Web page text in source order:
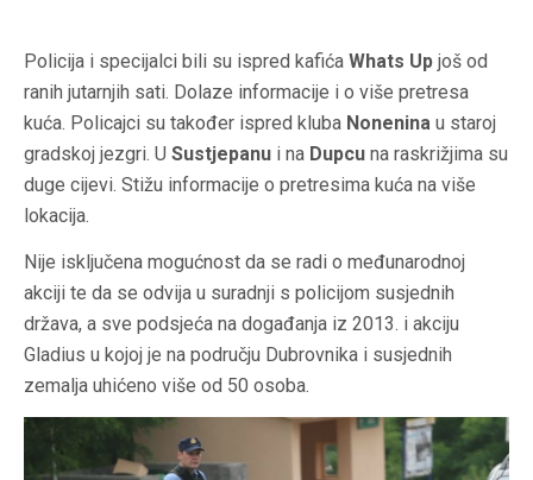
Policija i specijalci bili su ispred kafića Whats Up još od
ranih jutarnjih sati. Dolaze informacije i o više pretresa
kuća. Policajci su također ispred kluba Nonenina u staroj
gradskoj jezgri. U Sustjepanu i na Dupcu na raskrižjima su
duge cijevi. Stižu informacije o pretresima kuća na više
lokacija.
Nije isključena mogućnost da se radi o međunarodnoj
akciji te da se odvija u suradnji s policijom susjednih
država, a sve podsjeća na događanja iz 2013. i akciju
Gladius u kojoj je na području Dubrovnika i susjednih
zemalja uhićeno više od 50 osoba.